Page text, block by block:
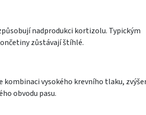
nadprodukci kortizolu. Typickým
zůstávají štíhlé.
kombinaci vysokého krevního tlaku,
obvodu pasu.